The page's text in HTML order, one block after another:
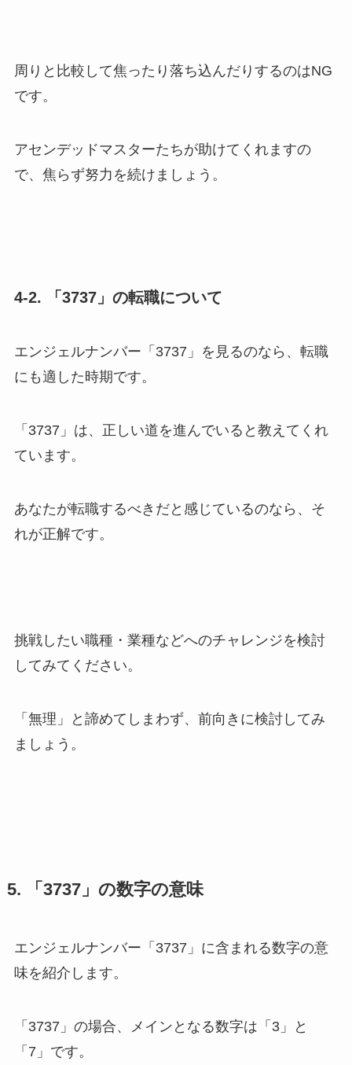
周りと比較して焦ったり落ち込んだりするのはNG
です。
アセンデッドマスターたちが助けてくれますの
で、焦らず努力を続けましょう。
4-2. 「3737」の転職について
エンジェルナンバー「3737」を見るのなら、転職
にも適した時期です。
「3737」は、正しい道を進んでいると教えてくれ
ています。
あなたが転職するべきだと感じているのなら、そ
れが正解です。
挑戦したい職種・業種などへのチャレンジを検討
してみてください。
「無理」と諦めてしまわず、前向きに検討してみ
ましょう。
5. 「3737」の数字の意味
エンジェルナンバー「3737」に含まれる数字の意
味を紹介します。
「3737」の場合、メインとなる数字は「3」と
「7」です。